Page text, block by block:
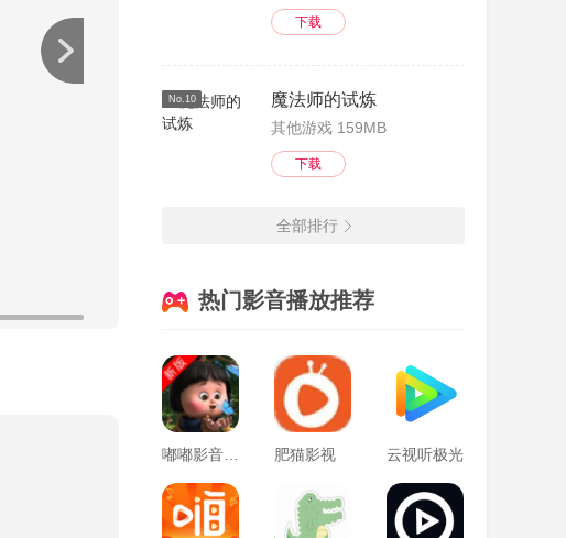
下载
No.10 魔法师的试炼
其他游戏 159MB
下载
全部排行
热门影音播放推荐
肥猫影视 云视听极光